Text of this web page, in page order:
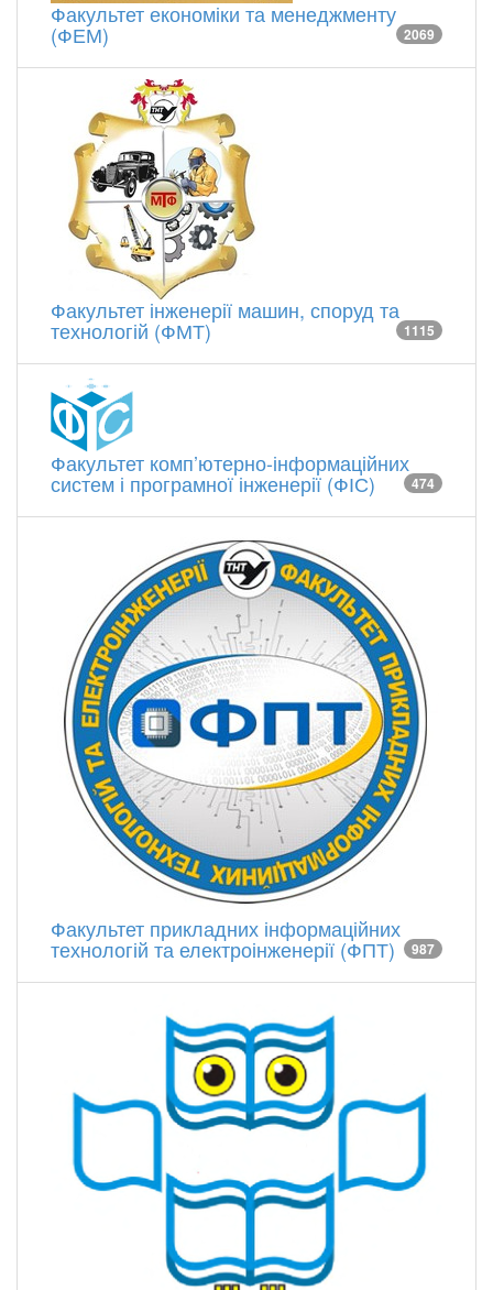
Факультет економіки та менеджменту
(ФЕМ) 2069
Факультет інженерії машин, споруд та
технологій (ФМТ) 1115
Факультет комп’ютерно-інформаційних
систем і програмної інженерії (ФІС) 474
Факультет прикладних інформаційних
технологій та електроінженерії (ФПТ) 987